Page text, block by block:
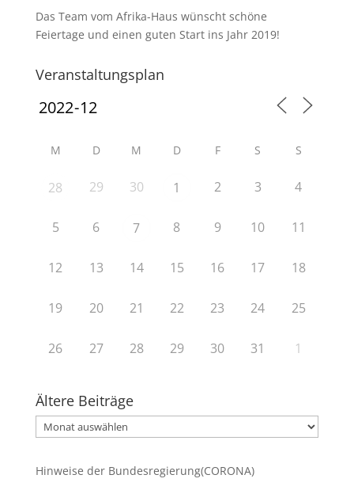
Das Team vom Afrika-Haus wünscht schöne
Feiertage und einen guten Start ins Jahr 2019!
Veranstaltungsplan
M D M D F S S
28 29 30 1 2 3 4
5 6 7 8 9 10 11
12 13 14 15 16 17 18
19 20 21 22 23 24 25
26 27 28 29 30 31 1
Ältere Beiträge
Ältere
Beiträge
Hinweise der Bundesregierung(CORONA)